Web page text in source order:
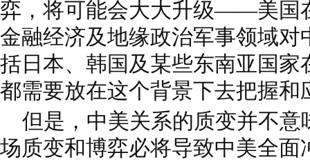
弈，将可能会大大升级——美国
金融经济及地缘政治军事领域对
括日本、韩国及某些东南亚国家
都需要放在这个背景下去把握和
但是，中美关系的质变并不意
场质变和博弈必将导致中美全面